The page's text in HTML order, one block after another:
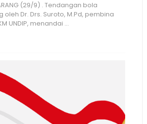
(29/9) . Tendangan bola
Dr. Drs. Suroto, M.Pd, pembina
UNDIP, menandai ...